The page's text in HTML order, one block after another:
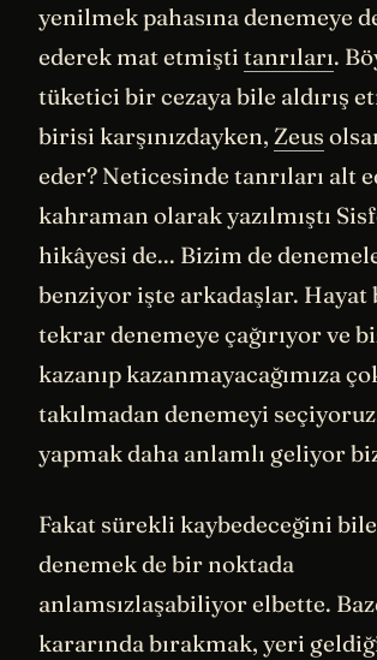
yenilmek pahasına denemeye
ederek mat etmişti tanrıları.
tüketici bir cezaya bile aldırış
birisi karşınızdayken, Zeus
eder? Neticesinde tanrıları alt
kahraman olarak yazılmıştı
hikâyesi de... Bizim de
benziyor işte arkadaşlar.
tekrar denemeye çağırıyor ve
kazanıp kazanmayacağımıza
takılmadan denemeyi
yapmak daha anlamlı geliyor
Fakat sürekli kaybedeceğini
denemek de bir noktada
anlamsızlaşabiliyor elbette.
kararında bırakmak, yeri